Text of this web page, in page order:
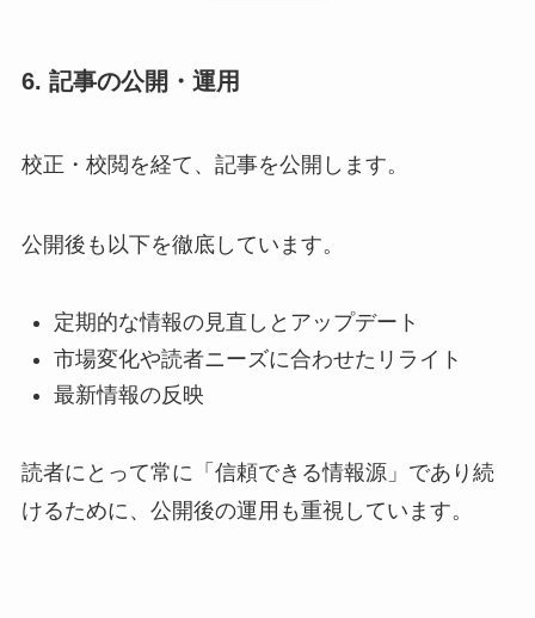
6. 記事の公開・運用
校正・校閲を経て、記事を公開します。
公開後も以下を徹底しています。
定期的な情報の見直しとアップデート
市場変化や読者ニーズに合わせたリライト
最新情報の反映
読者にとって常に「信頼できる情報源」であり続
けるために、公開後の運用も重視しています。